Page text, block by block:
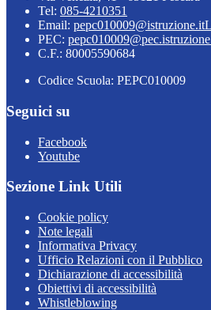
Tel: 085-4210351
Email: pepc010009@istruzione.it
PEC:
C.F.: 80005590684
Codice Scuola: PEPC010009
Seguici su
Facebook
Youtube
Sezione Link Utili
Cookie policy
Note legali
Informativa Privacy
Ufficio Relazioni con il Pubblico
Dichiarazione di accessibilità
Obiettivi di accessibilità
Whistleblowing